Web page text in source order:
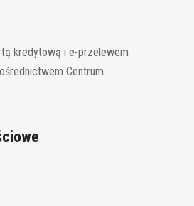
kredytową i e-przelewem
Centrum